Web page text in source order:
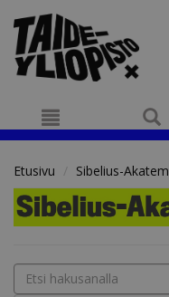
Etusivu Sibelius-